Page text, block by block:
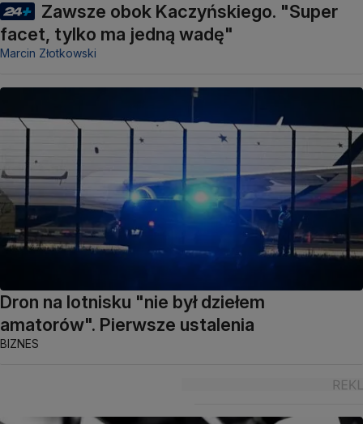
Zawsze obok Kaczyńskiego. "Super
facet, tylko ma jedną wadę"
Marcin Złotkowski
Dron na lotnisku "nie był dziełem
amatorów". Pierwsze ustalenia
BIZNES